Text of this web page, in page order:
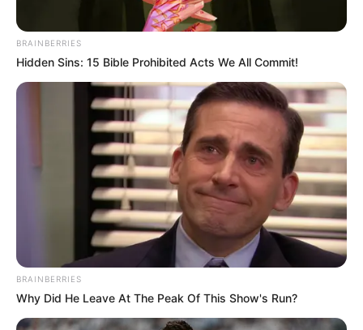
BRAINBERRIES
Hidden Sins: 15 Bible Prohibited Acts We All Commit!
BRAINBERRIES
Why Did He Leave At The Peak Of This Show's Run?